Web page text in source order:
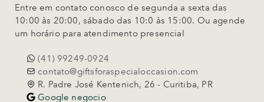
Entre em contato conosco de segunda a sexta das
10:00 às 20:00, sábado das 10:0 às 15:00. Ou agende
um horário para atendimento presencial
(41) 99249-0924
contato@giftsforaspecialoccasion.com
R. Padre José Kentenich, 26 - Curitiba, PR
Google negocio